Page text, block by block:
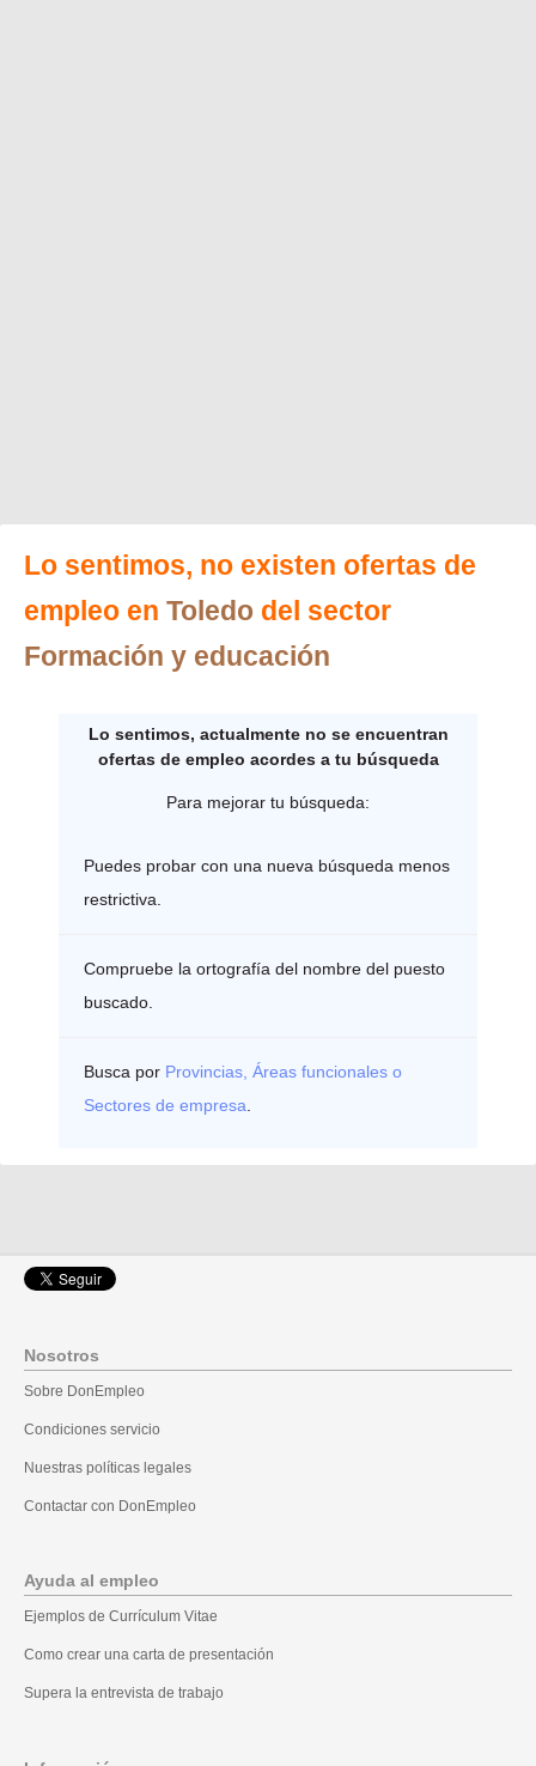
Lo sentimos, no existen ofertas de
empleo en Toledo del sector
Formación y educación
Lo sentimos, actualmente no se encuentran
ofertas de empleo acordes a tu búsqueda
Para mejorar tu búsqueda:
Puedes probar con una nueva búsqueda menos
restrictiva.
Compruebe la ortografía del nombre del puesto
buscado.
Busca por Provincias, Áreas funcionales o
Sectores de empresa
Nosotros
Sobre DonEmpleo
Condiciones servicio
Nuestras políticas legales
Contactar con DonEmpleo
Ayuda al empleo
Ejemplos de Currículum Vitae
Como crear una carta de presentación
Supera la entrevista de trabajo